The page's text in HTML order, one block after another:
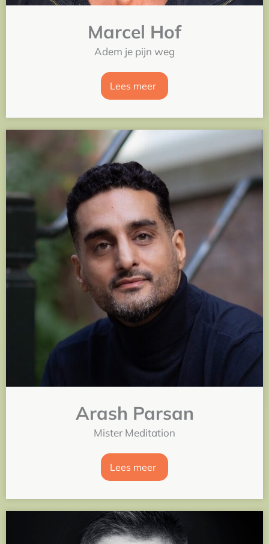
Marcel Hof
Adem je pijn weg
Lees meer
Arash Parsan
Mister Meditation
Lees meer